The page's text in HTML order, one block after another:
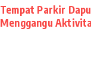
Tempat Parkir
Menggangu